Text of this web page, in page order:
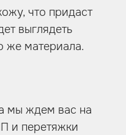
что придаст
выглядеть
же материала.
мы ждем вас на
и перетяжки